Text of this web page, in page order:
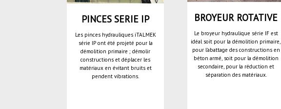
PINCES SERIE IP
Les pinces hydrauliques iTALMEK
série IP ont été projeté pour la
démolition primaire ; démolir
constructions et déplacer les
matériaux en évitant bruits et
pendent vibrations.
BROYEUR ROTATIVE
Le broyeur hydraulique série IF est
idéal soit pour la démolition primaire,
pour l'abattage des constructions en
béton armé, soit pour la démolition
secondaire, pour la réduction et
séparation des matériaux.